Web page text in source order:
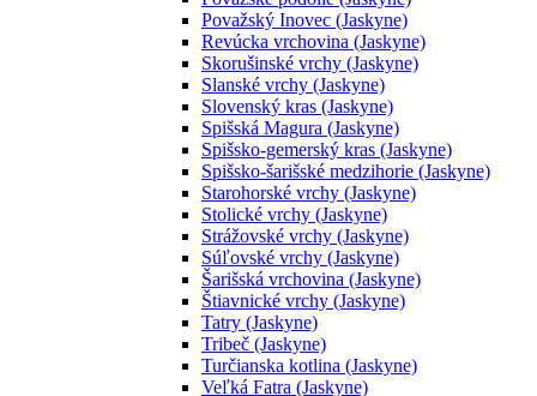
Považský Inovec (Jaskyne)
Revúcka vrchovina (Jaskyne)
Skorušinské vrchy (Jaskyne)
Slanské vrchy (Jaskyne)
Slovenský kras (Jaskyne)
Spišská Magura (Jaskyne)
Spišsko-gemerský kras (Jaskyne)
Spišsko-šarišské medzihorie (Jaskyne)
Starohorské vrchy (Jaskyne)
Stolické vrchy (Jaskyne)
Strážovské vrchy (Jaskyne)
Súľovské vrchy (Jaskyne)
Šarišská vrchovina (Jaskyne)
Štiavnické vrchy (Jaskyne)
Tatry (Jaskyne)
Tribeč (Jaskyne)
Turčianska kotlina (Jaskyne)
Veľká Fatra (Jaskyne)